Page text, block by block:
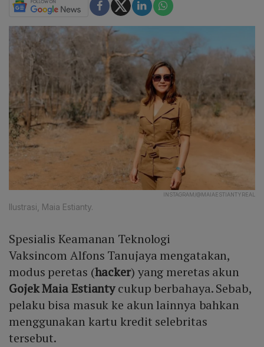
INSTAGRAM/@MAIAESTIANTYREAL
Ilustrasi, Maia Estianty.
Spesialis Keamanan Teknologi
Vaksincom Alfons Tanujaya mengatakan,
modus peretas (hacker) yang meretas akun
GojekMaia Estiantycukup berbahaya. Sebab,
pelaku bisa masuk ke akun lainnya bahkan
menggunakan kartu kredit selebritas
tersebut.